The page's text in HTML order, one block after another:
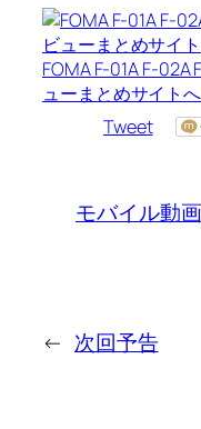
FOMA F-01A F-
ューまとめサイトへ
Tweet
モバイル動画
← 次回予告